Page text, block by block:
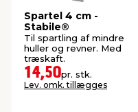
Spartel 4 cm -
Stabile®
Til spartling af mindre
huller og revner. Med
træskaft.
14,50pr. stk.
Lev. omk. tillægges